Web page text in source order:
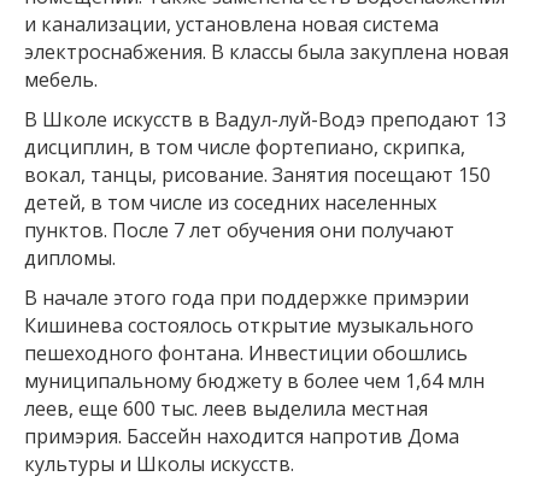
и канализации, установлена новая система
электроснабжения. В классы была закуплена новая
мебель.
В Школе искусств в Вадул-луй-Водэ преподают 13
дисциплин, в том числе фортепиано, скрипка,
вокал, танцы, рисование. Занятия посещают 150
детей, в том числе из соседних населенных
пунктов. После 7 лет обучения они получают
дипломы.
В начале этого года при поддержке примэрии
Кишинева состоялось открытие музыкального
пешеходного фонтана. Инвестиции обошлись
муниципальному бюджету в более чем 1,64 млн
леев, еще 600 тыс. леев выделила местная
примэрия. Бассейн находится напротив Дома
культуры и Школы искусств.